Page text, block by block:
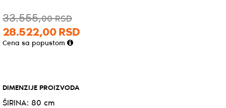
33.555,00 RSD
Originalna
cena
33.555,00RSD.
28.522,00 RSD
Trenutna
cena
Cena sa popustom
DIMENZIJE PROIZVODA
ŠIRINA: 80 cm